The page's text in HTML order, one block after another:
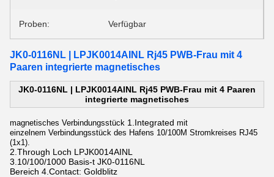
Proben: Verfügbar
JK0-0116NL | LPJK0014AINL Rj45 PWB-Frau mit 4
Paaren integrierte magnetisches
JK0-0116NL | LPJK0014AINL Rj45 PWB-Frau mit 4 Paaren
integrierte magnetisches
magnetisches Verbindungsstück 1.Integrated mit
einzelnem Verbindungsstück des Hafens 10/100M Stromkreises RJ45
(1x1).
2.Through Loch LPJK0014AINL
3.10/100/1000 Basis-t JK0-0116NL
Bereich 4.Contact: Goldblitz